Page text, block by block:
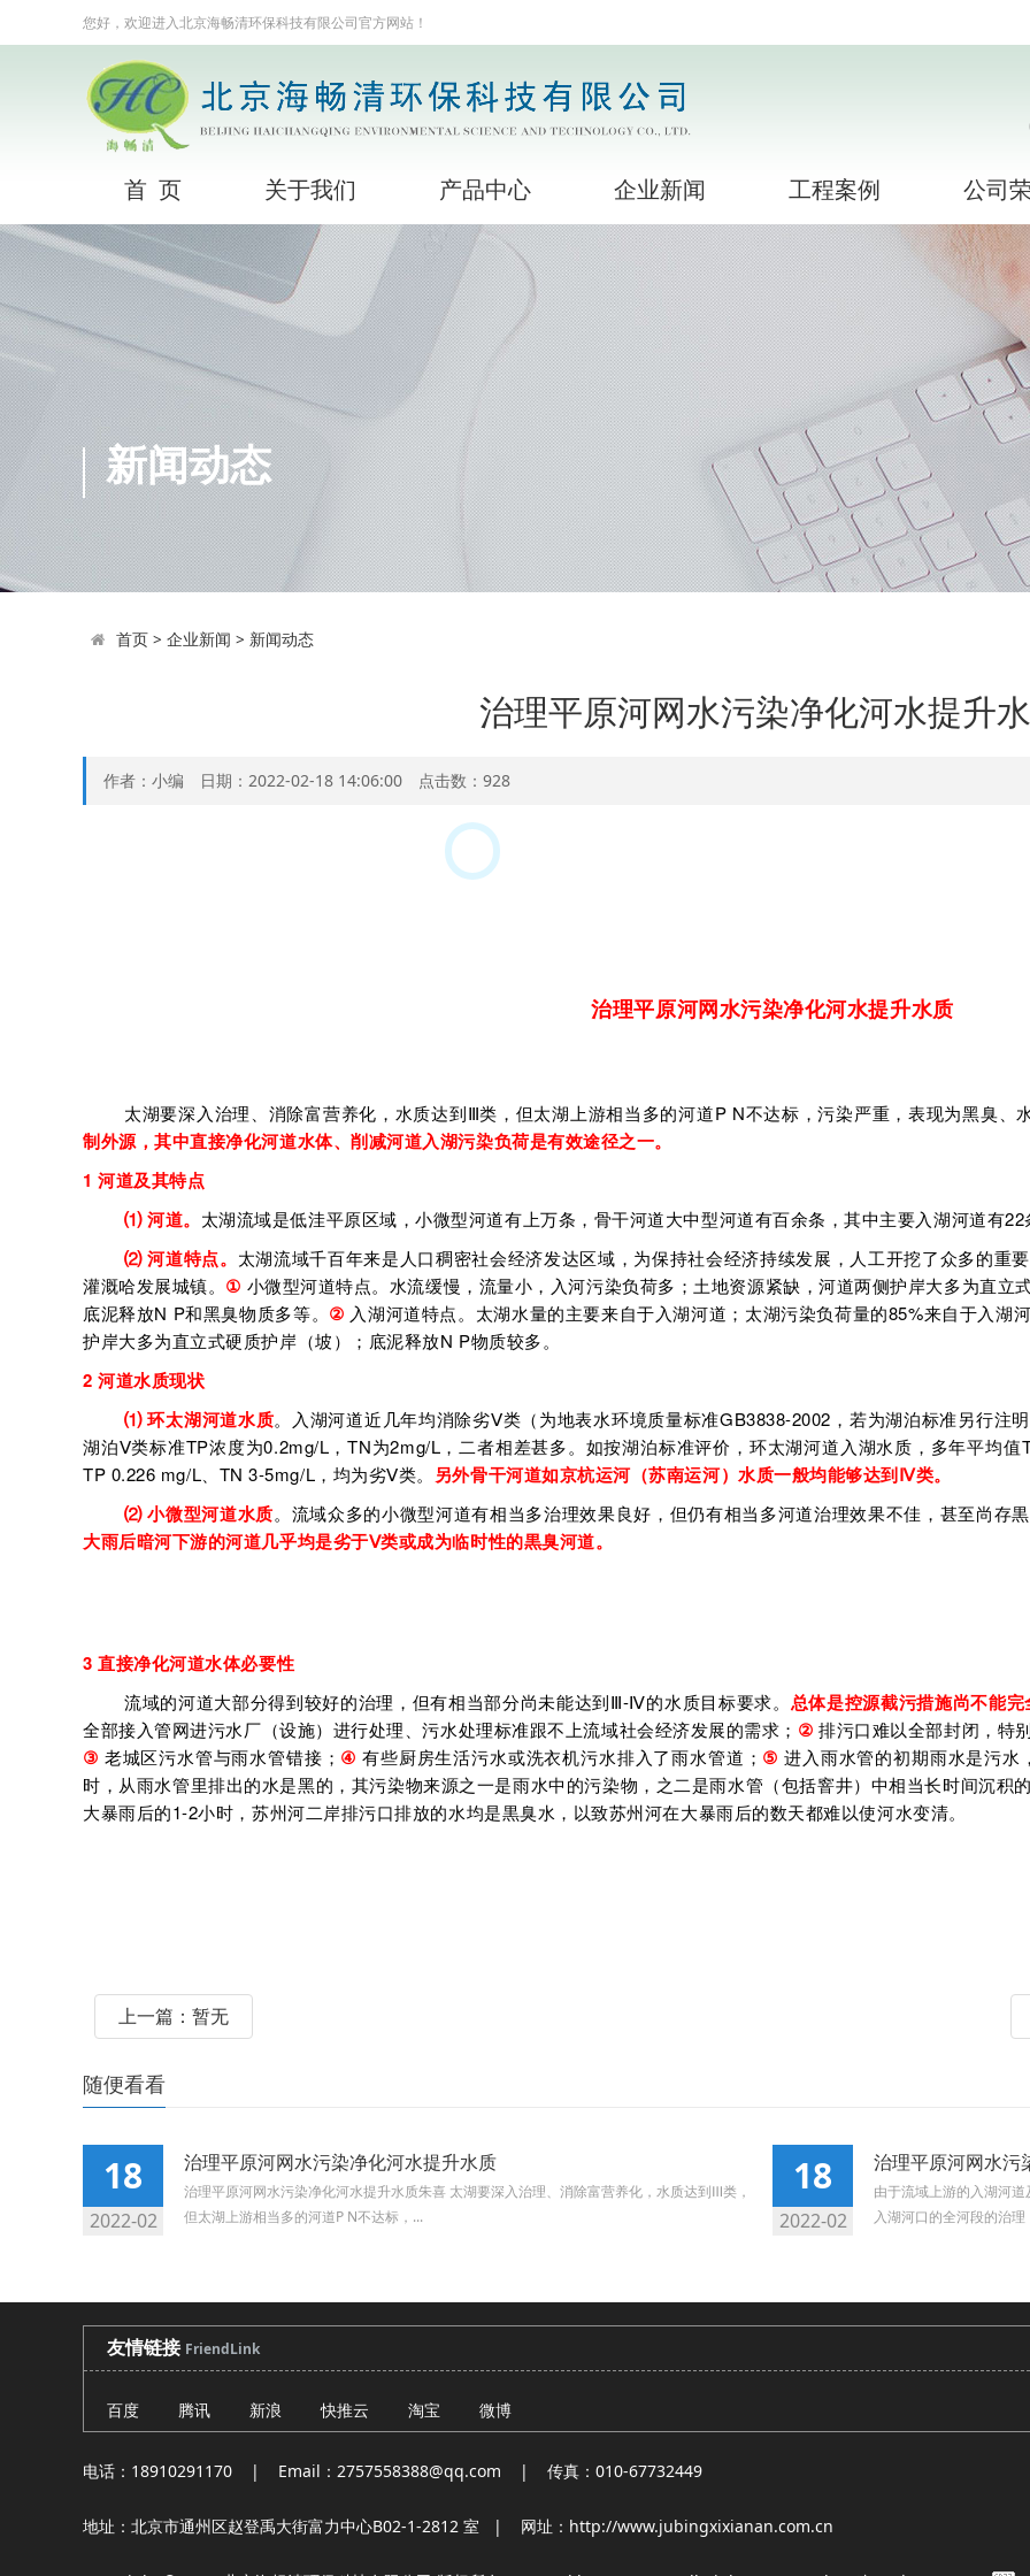
您好，欢迎进入北京海畅清环保科技有限公司官方网站！
首 页 关于我们 产品中心 企业新闻 工程案例 公司
新闻动态
首页> 企业新闻 > 新闻动态
治理平原河网水污染净化河水提升
作者：小编 日期：2022-02-18 14:06:00 点击数： 928
治理平原河网水污染净化河水提升水质
太湖要深入治理、消除富营养化，水质达到Ⅲ类，但太湖上游相当多的河道P N不达标，污染严重，表现为黑臭、
制外源，其中直接净化河道水体、削减河道入湖污染负荷是有效途径之一。
1河道及其特点
⑴ 河道。 太湖流域是低洼平原区域，小微型河道有上万条，骨干河道大中型河道有百余条，其中主要入湖河道有22
⑵ 河道特点。 太湖流域千百年来是人口稠密社会经济发达区域，为保持社会经济持续发展，人工开挖了众多的重
灌溉哈发展城镇。 ① 小微型河道特点。水流缓慢，流量小，入河污染负荷多；土地资源紧缺，河道两侧护岸大多为直
底泥释放N P和黑臭物质多等。 ② 入湖河道特点。太湖水量的主要来自于入湖河道；太湖污染负荷量的85%来自于入湖
护岸大多为直立式硬质护岸（坡）；底泥释放N P物质较多。
2河道水质现状
⑴ 环太湖河道水质。入湖河道近几年均消除劣Ⅴ类（为地表水环境质量标准GB3838-2002，若为湖泊标准另行注
湖泊Ⅴ类标准TP浓度为0.2mg/L，TN为2mg/L，二者相差甚多。如按湖泊标准评价，环太湖河道入湖水质，多年平均
TP 0.226 mg/L、TN 3-5mg/L，均为劣Ⅴ类。
另外骨干河道如京杭运河（苏南运河）水质一般均能够达到Ⅳ类。
⑵ 小微型河道水质。流域众多的小微型河道有相当多治理效果良好，但仍有相当多河道治理效果不佳，甚至尚存
大雨后暗河下游的河道几乎均是劣于Ⅴ类或成为临时性的黒臭河道。
3直接净化河道水体必要性
流域的河道大部分得到较好的治理，但有相当部分尚未能达到Ⅲ-Ⅳ的水质目标要求。 总体是控源截污措施尚不能
全部接入管网进污水厂（设施）进行处理、污水处理标准跟不上流域社会经济发展的需求； ②排污口难以全部封闭，特
③ 老城区污水管与雨水管错接； ④有些厨房生活污水或洗衣机污水排入了雨水管道； ⑤进入雨水管的初期雨水是污
时，从雨水管里排出的水是黑的，其污染物来源之一是雨水中的污染物，之二是雨水管（包括窨井）中相当长时间沉积
大暴雨后的1-2小时，苏州河二岸排污口排放的水均是黒臭水，以致苏州河在大暴雨后的数天都难以使河水变清。
上一篇：暂无
随便看看
18
2022-02
治理平原河网水污染净化河水提升水质
治理平原河网水污染净化河水提升水质朱喜 太湖要深入治理、消除富营养化，水质达到Ⅲ类，
但太湖上游相当多的河道P N不达标，...
18
2022-02
治理平原河网水污
由于流域上游的入湖河
入湖河口的全河段的治
友情链接 FriendLink
百度 腾讯 新浪 快推云 淘宝 微博
电话：18910291170 | Email：2757558388@qq.com | 传真：010-67732449
地址：北京市通州区赵登禹大街富力中心B02-1-2812 室 | 网址：http://www.jubingxixianan.com.cn